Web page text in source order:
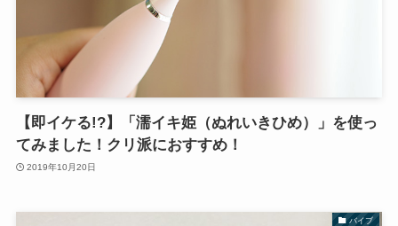
【即イケる!?】「濡イキ姫（ぬれいきひめ）」を使っ
てみました！クリ派におすすめ！
2019年10月20日
バイブ